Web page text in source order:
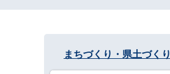
まちづくり・県土づくり